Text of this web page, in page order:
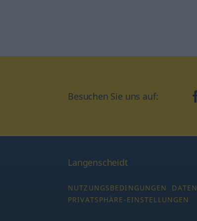
Besuchen Sie uns auf:
Langenscheidt
NUTZUNGSBEDINGUNGEN
PRIVATSPHÄRE-EINSTELLUNGEN